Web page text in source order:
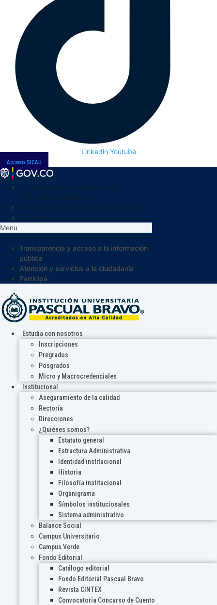
Linkedin Youtube
Acceso SICAU
Menu
Transparencia y acceso a la información
pública
Atención y servicios a la ciudadanía
Participa
Estudia con nosotros
Inscripciones
Pregrados
Posgrados
Micro y Macrocredenciales
Institucional
Aseguramiento de la calidad
Rectoría
Direcciones
¿Quiénes somos?
Estatuto general
Estructura Administrativa
Identidad institucional
Historia
Filosofía institucional
Organigrama
Símbolos institucionales
Sistema administrativo
Balance Social
Campus Universitario
Campus Verde
Fondo Editorial
Catálogo editorial
Fondo Editorial Pascual Bravo
Revista CINTEX
Convocatoria Concurso de Cuento